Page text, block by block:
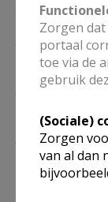
27/12
28/02
Zorgen
portaal
toe via de
gebruik
(Sociale)
Zorgen
van al dan